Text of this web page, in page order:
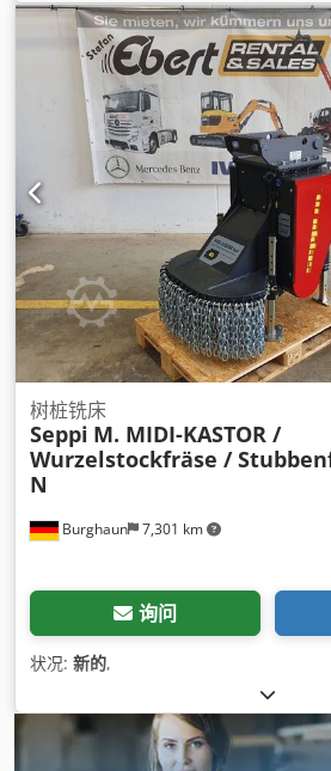
Burghaun 7,301 km
树桩铣床
Seppi M. MIDI-KASTOR /
Wurzelstockfräse /
N
询问
状况: 新的,